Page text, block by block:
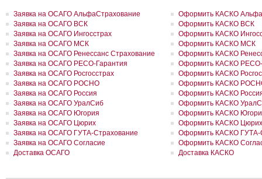
около 200 млн рублей
РОСГОССТРАХ в Воронежской области застраховал самолеты
авиакомпании «Полет» на 8,8 млн долларов
РОСГОССТРАХ в Ленинградской области принял более 200
возмещение ущерба, причиненного июльским ураганом
РОСГОССТРАХ в Свердловской области застраховал дом на
41 млн рублей
РОСГОССТРАХ застрахует по ОСАГО автотранспорт МВД
Республики
РОСГОССТРАХ в Москве и Московской области застраховал 2
сумму 26,2 млн рублей
РОСГОССТРАХ урегулировал более трех четвертей убытков,
причиненных природными пожарами
РОСГОССТРАХ урегулировал более трех четвертей убытков,
причиненных природными пожарами
РОСГОССТРАХ выплатил более 3 млн рублей за поврежденное
оборудование
РОСГОССТРАХ в Чувашии принимает заявления от
Заявка на ОСАГО АльфаСтрахование
Заявка на ОСАГО ВСК
Заявка на ОСАГО Ингосстрах
Заявка на ОСАГО МСК
Заявка на ОСАГО Ренессанс Страхование
Заявка на ОСАГО РЕСО-Гарантия
Заявка на ОСАГО Росгосстрах
Заявка на ОСАГО РОСНО
Заявка на ОСАГО Россия
Заявка на ОСАГО УралСиб
Заявка на ОСАГО Югория
Заявка на ОСАГО Цюрих
Заявка на ОСАГО ГУТА-Страхование
Заявка на ОСАГО Согласие
Доставка ОСАГО
Оформить КАСКО
Оформить КАСКО ВСК
Оформить КАСКО
Оформить КАСКО МСК
Оформить КАСКО
Оформить КАСКО РЕСО-
Оформить КАСКО
Оформить КАСКО
Оформить КАСКО
Оформить КАСКО
Оформить КАСКО
Оформить КАСКО Цюрих
Оформить КАСКО ГУТА-
Оформить КАСКО
Доставка КАСКО